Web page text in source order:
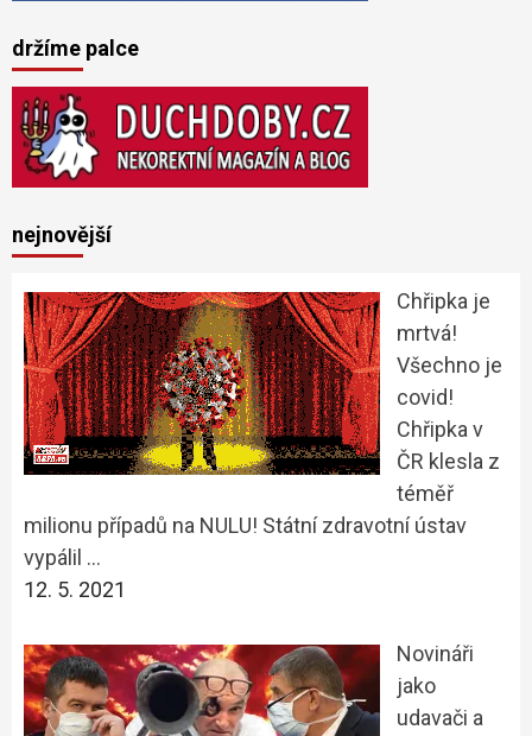
držíme palce
nejnovější
Chřipka je
mrtvá!
Všechno je
covid!
Chřipka v
ČR klesla z
téměř
milionu případů na NULU! Státní zdravotní ústav
vypálil …
12. 5. 2021
Novináři
jako
udavači a